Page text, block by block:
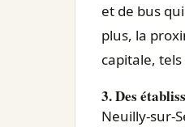
et de bus
plus, la
capitale,
3. Des
Neuilly-sur-